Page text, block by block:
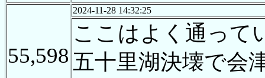
55,598
2024-11-28 14:32:25
ここはよく通って
五十里湖決壊で会